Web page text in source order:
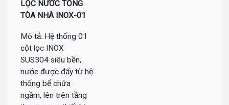
LỌC NƯỚC TỔNG
TÒA NHÀ INOX-01
Mô tả: Hệ thống 01
cột lọc INOX
SUS304 siêu bền,
nước được đẩy từ hệ
thống bể chứa
ngầm, lên trên tầng